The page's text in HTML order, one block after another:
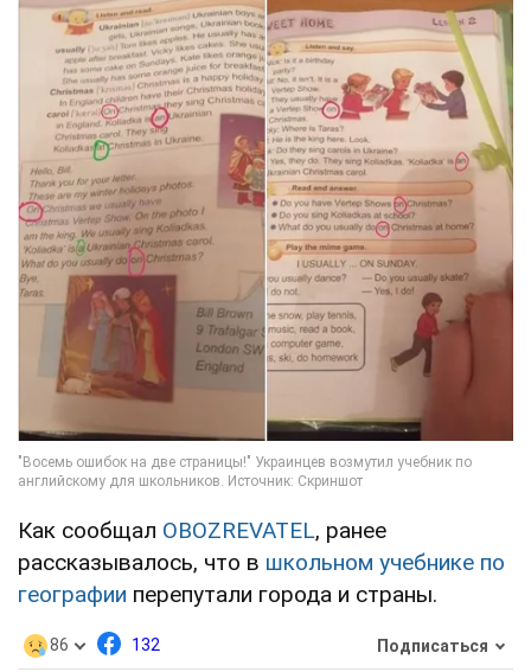
Как сообщал OBOZREVATEL, ранее
рассказывалось, что в школьном учебнике по
географии перепутали города и страны.
86 132 Подписаться